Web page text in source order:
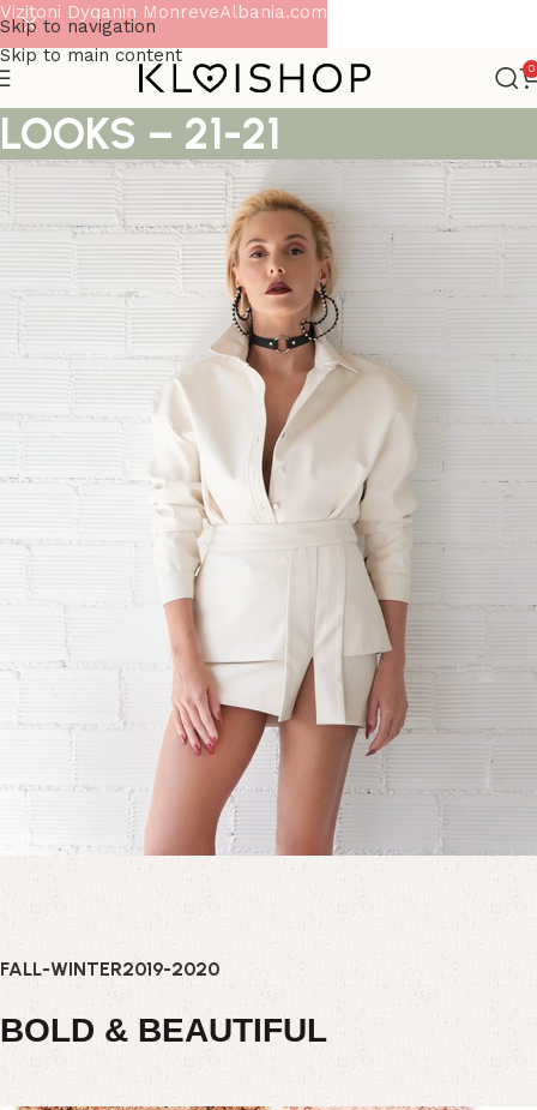
Skip to navigation
Skip to main content
0
LOOKS – 21-21
FALL-WINTER2019-2020
BOLD & BEAUTIFUL
Vizitoni Dyqanin MonreveAlbania.com